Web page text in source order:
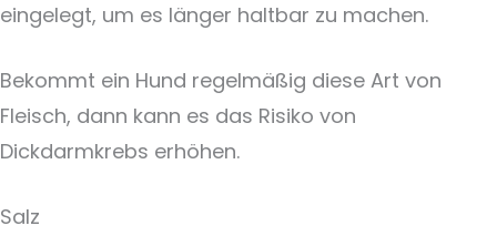
eingelegt, um es länger haltbar zu machen.
Bekommt ein Hund regelmäßig diese Art von
Fleisch, dann kann es das Risiko von
Dickdarmkrebs erhöhen.
Salz